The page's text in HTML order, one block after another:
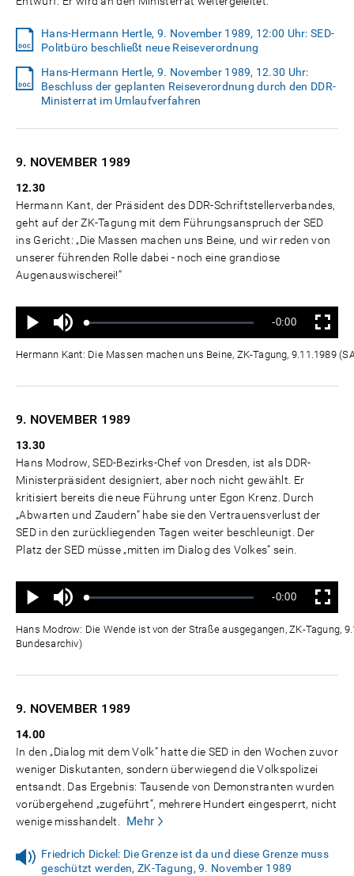
Hans-Hermann Hertle, 9. November 1989, 12:00 Uhr: SED-
Politbüro beschließt neue Reiseverordnung
Hans-Hermann Hertle, 9. November 1989, 12.30 Uhr:
Beschluss der geplanten Reiseverordnung durch den DDR-
Ministerrat im Umlaufverfahren
9. NOVEMBER 1989
12.30
Hermann Kant, der Präsident des DDR-Schriftstellerverbandes,
geht auf der ZK-Tagung mit dem Führungsanspruch der SED
ins Gericht: „Die Massen machen uns Beine, und wir reden von
unserer führenden Rolle dabei - noch eine grandiose
Augenauswischerei!“
Wiedergabe
Ton
aus
Geladen:
Status:
Verbleibende
Zeit
-0:00 Vollbild
Hermann Kant: Die Massen machen uns Beine, ZK-Tagung, 9.11.1989
9. NOVEMBER 1989
13.30
Hans Modrow, SED-Bezirks-Chef von Dresden, ist als DDR-
Ministerpräsident designiert, aber noch nicht gewählt. Er
kritisiert bereits die neue Führung unter Egon Krenz. Durch
„Abwarten und Zaudern“ habe sie den Vertrauensverlust der
SED in den zurückliegenden Tagen weiter beschleunigt. Der
Platz der SED müsse „mitten im Dialog des Volkes“ sein.
Wiedergabe
Ton
aus
Geladen:
Status:
Verbleibende
Zeit
-0:00 Vollbild
Hans Modrow: Die Wende ist von der Straße ausgegangen, ZK-Tagung,
Bundesarchiv)
9. NOVEMBER 1989
14.00
In den „Dialog mit dem Volk“ hatte die SED in den Wochen zuvor
weniger Diskutanten, sondern überwiegend die Volkspolizei
entsandt. Das Ergebnis: Tausende von Demonstranten wurden
vorübergehend „zugeführt“, mehrere Hundert eingesperrt, nicht
wenige misshandelt.
Mehr
Friedrich Dickel: Die Grenze ist da und diese Grenze muss
geschützt werden, ZK-Tagung, 9. November 1989